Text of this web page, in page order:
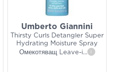
Umberto Giannini
Thirsty Curls Detangler Super
Hydrating Moisture Spray
Омекотяващ Leave-i... i